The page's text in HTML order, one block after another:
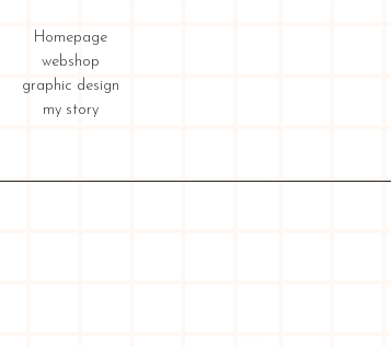
Homepage
webshop
graphic design
my story